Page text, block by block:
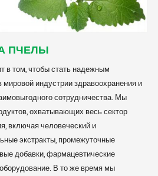
ПЧЕЛЫ
в том, чтобы стать надежным
индустрии здравоохранения и
сотрудничества. Мы
охватывающих весь сектор
включая человеческий и
экстракты, промежуточные
добавки, фармацевтические
В то же время мы